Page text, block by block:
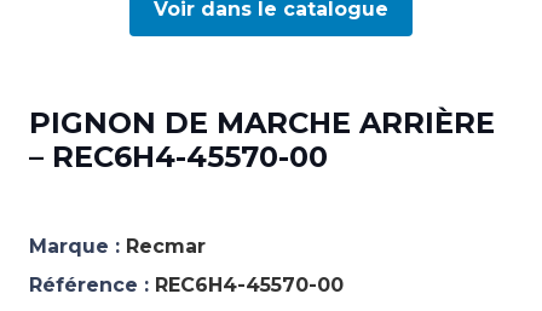
Voir dans le catalogue
PIGNON DE MARCHE ARRIÈRE
– REC6H4-45570-00
Marque : Recmar
Référence : REC6H4-45570-00